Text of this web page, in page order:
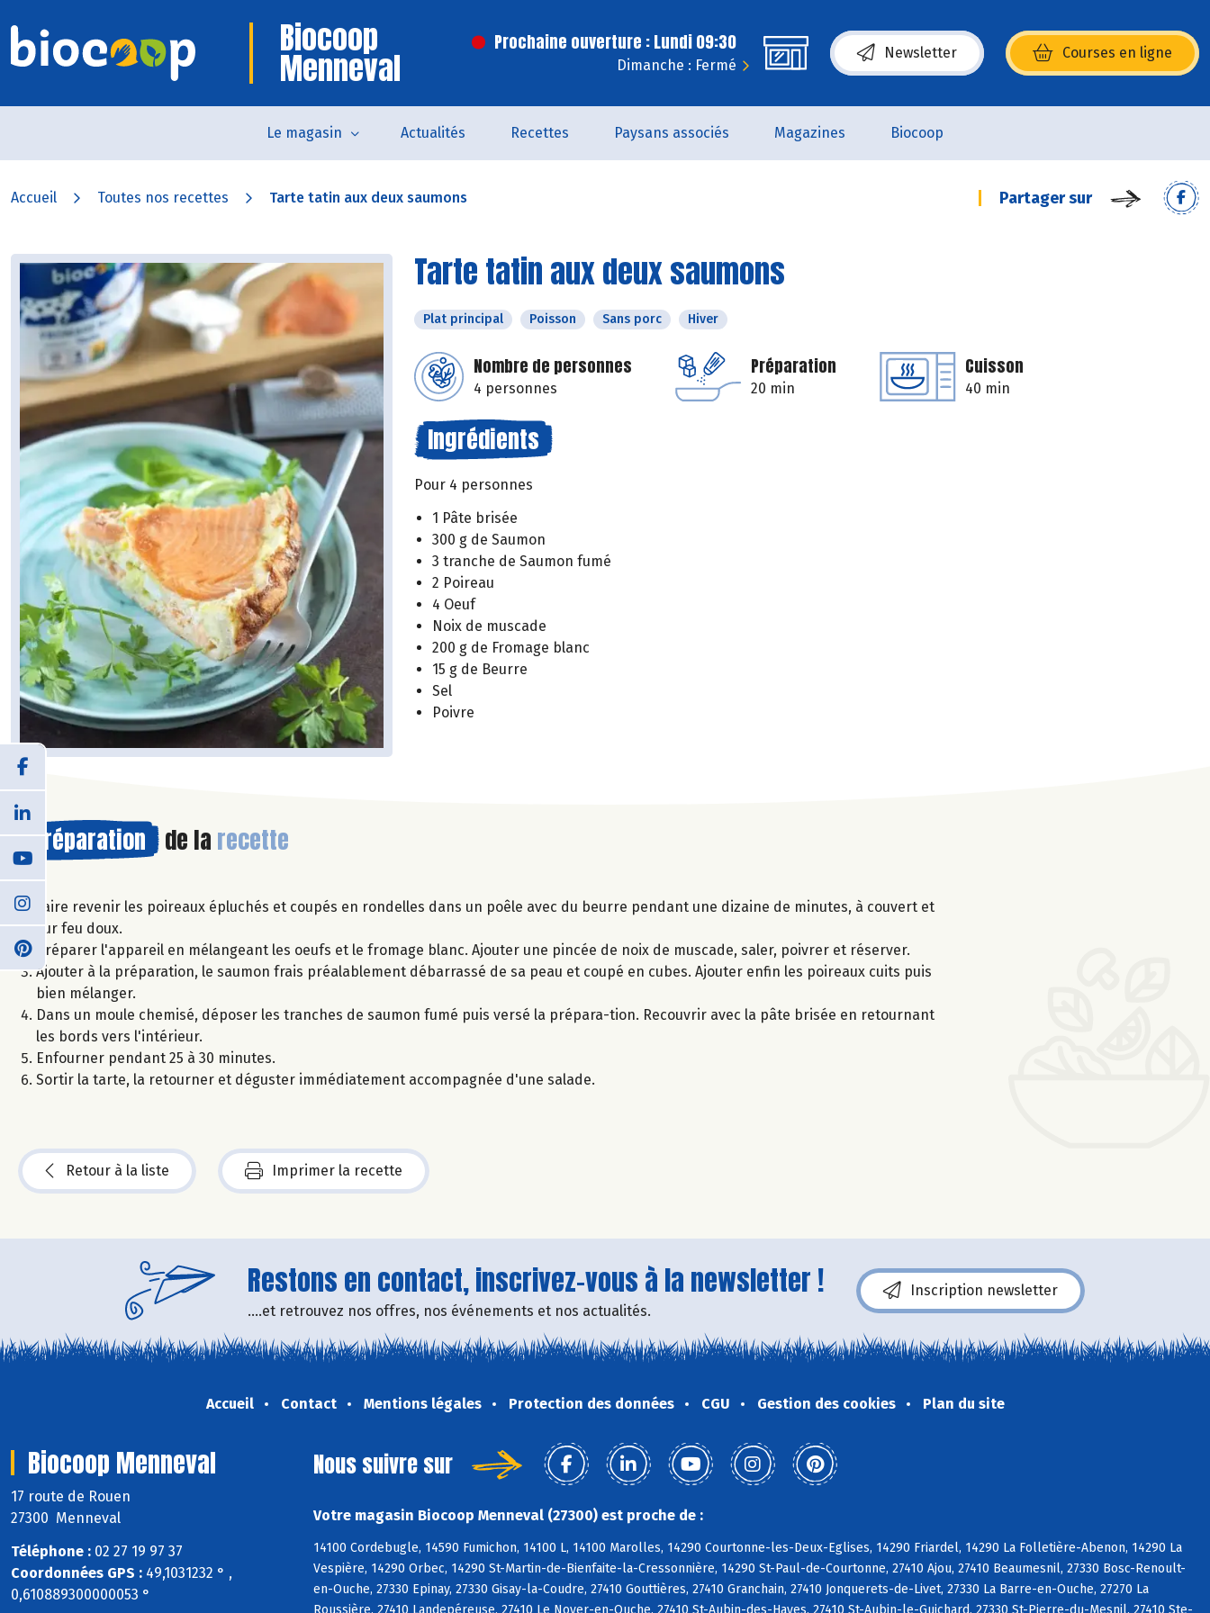
Biocoop
Menneval
Prochaine ouverture : Lundi 09:30
Dimanche : Fermé
Newsletter Courses en ligne
(s’ouvre dans une nouvelle fenêtre)
Le magasin Actualités Recettes Paysans associés Magazines Biocoop
Accueil Toutes nos recettes Tarte tatin aux deux saumons Partager sur
Tarte tatin aux deux saumons
Plat principal Poisson Sans porc Hiver
Nombre de personnes
4 personnes
Préparation
20 min
Cuisson
40 min
Ingrédients
Pour 4 personnes
1 Pâte brisée
300 g de Saumon
3 tranche de Saumon fumé
2 Poireau
4 Oeuf
Noix de muscade
200 g de Fromage blanc
15 g de Beurre
Sel
Poivre
Préparation de la recette
Faire revenir les poireaux épluchés et coupés en rondelles dans un poêle avec du beurre pendant une dizaine de minutes, à couvert et
sur feu doux.
Préparer l'appareil en mélangeant les oeufs et le fromage blanc. Ajouter une pincée de noix de muscade, saler, poivrer et réserver.
Ajouter à la préparation, le saumon frais préalablement débarrassé de sa peau et coupé en cubes. Ajouter enfin les poireaux cuits puis
bien mélanger.
Dans un moule chemisé, déposer les tranches de saumon fumé puis versé la prépara-tion. Recouvrir avec la pâte brisée en retournant
les bords vers l'intérieur.
Enfourner pendant 25 à 30 minutes.
Sortir la tarte, la retourner et déguster immédiatement accompagnée d'une salade.
Retour à la liste Imprimer la recette
Restons en contact, inscrivez-vous à la newsletter !
....et retrouvez nos offres, nos événements et nos actualités.
Inscription newsletter
Accueil Contact Mentions légales Protection des données CGU Gestion des cookies Plan du site
Biocoop Menneval
17 route de Rouen
27300 Menneval
Téléphone : 02 27 19 97 37
Coordonnées GPS : 49,1031232 ° ,
0,610889300000053 °
Nous suivre sur
Votre magasin Biocoop Menneval (27300) est proche de :
14100 Cordebugle, 14590 Fumichon, 14100 L, 14100 Marolles, 14290 Courtonne-les-Deux-Eglises, 14290 Friardel, 14290 La Folletière-Abenon, 14290 La
Vespière, 14290 Orbec, 14290 St-Martin-de-Bienfaite-la-Cressonnière, 14290 St-Paul-de-Courtonne, 27410 Ajou, 27410 Beaumesnil, 27330 Bosc-Renoult-
en-Ouche, 27330 Epinay, 27330 Gisay-la-Coudre, 27410 Gouttières, 27410 Granchain, 27410 Jonquerets-de-Livet, 27330 La Barre-en-Ouche, 27270 La